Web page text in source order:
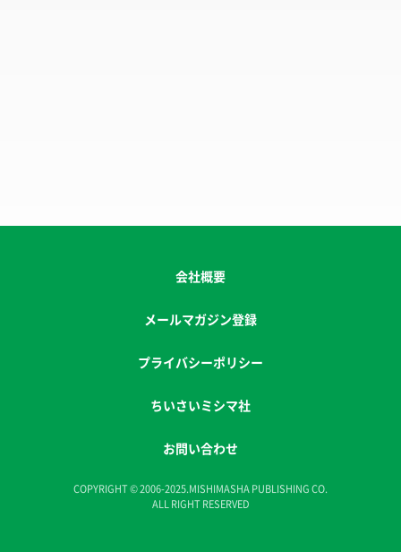
会社概要
メールマガジン登録
プライバシーポリシー
ちいさいミシマ社
お問い合わせ
COPYRIGHT © 2006-2025.MISHIMASHA PUBLISHING CO.
ALL RIGHT RESERVED